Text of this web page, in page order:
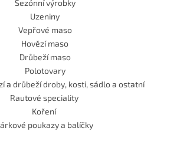
Sezónní výrobky
Uzeniny
Vepřové maso
Hovězí maso
Drůbeží maso
Polotovary
a drůbeží droby, kosti, sádlo a ostatní
Rautové speciality
Koření
poukazy a balíčky